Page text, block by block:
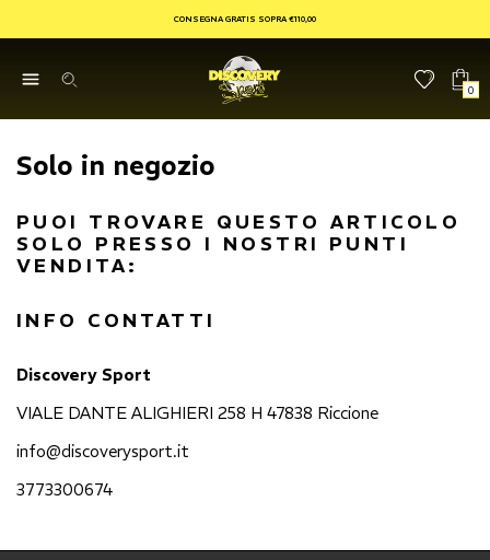
CONSEGNA GRATIS SOPRA €110,00
0
Solo in negozio
PUOI TROVARE QUESTO ARTICOLO
SOLO PRESSO I NOSTRI PUNTI
VENDITA:
INFO CONTATTI
Discovery Sport
VIALE DANTE ALIGHIERI 258 H 47838 Riccione
info@discoverysport.it
3773300674